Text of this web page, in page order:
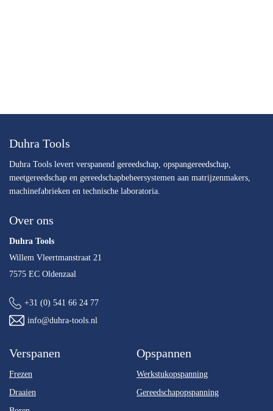
Duhra Tools
Duhra Tools levert verspanend gereedschap, opspangereedschap,
meetgereedschap en gereedschapbeheersystemen aan matrijzenmakers,
machinefabrieken en technische laboratoria.
Over ons
Duhra Tools
Willem Vleertmanstraat 21
7575 EC Oldenzaal
+31 (0) 541 66 24 77
info@duhra-tools.nl
Verspanen
Frezen
Draaien
Opspannen
Werkstukopspanning
Gereedschapopspanning